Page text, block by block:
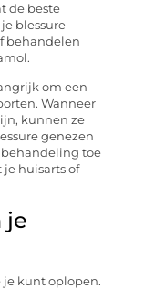
de beste
blessure
behandelen
om een
Wanneer
kunnen ze
genezen
behandeling toe
huisarts of
je
je kunt oplopen.